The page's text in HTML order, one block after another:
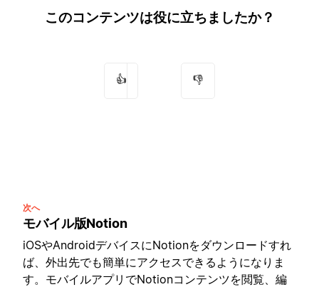
このコンテンツは役に立ちましたか？
👍 👎
次へ
モバイル版Notion
iOSやAndroidデバイスにNotionをダウンロードすれ
ば、外出先でも簡単にアクセスできるようになりま
す。モバイルアプリでNotionコンテンツを閲覧、編